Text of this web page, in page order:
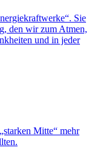
Sie
den wir zum Atmen,
und in jeder
Mitte“ mehr